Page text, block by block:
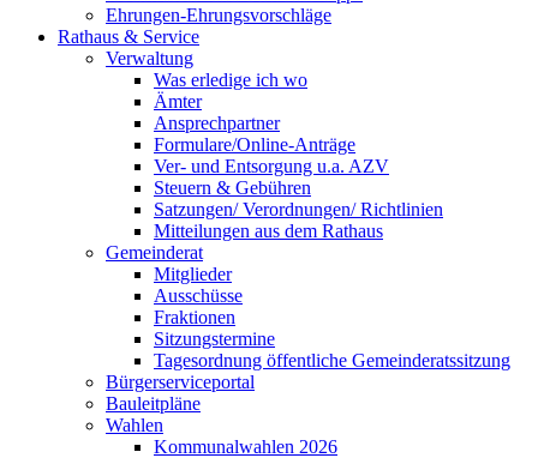
Ehrungen-Ehrungsvorschläge
Rathaus & Service
Verwaltung
Was erledige ich wo
Ämter
Ansprechpartner
Formulare/Online-Anträge
Ver- und Entsorgung u.a. AZV
Steuern & Gebühren
Satzungen/ Verordnungen/ Richtlinien
Mitteilungen aus dem Rathaus
Gemeinderat
Mitglieder
Ausschüsse
Fraktionen
Sitzungstermine
Tagesordnung öffentliche Gemeinderatssitzung
Bürgerserviceportal
Bauleitpläne
Wahlen
Kommunalwahlen 2026